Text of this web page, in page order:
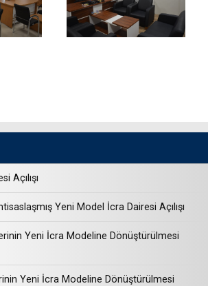
Açılışı
Yeni Model İcra Dairesi Açılışı
Yeni İcra Modeline Dönüştürülmesi
Yeni İcra Modeline Dönüştürülmesi